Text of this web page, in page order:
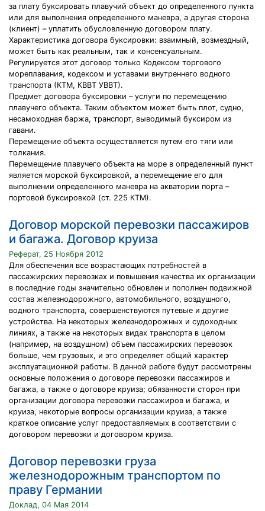
за плату буксировать плавучий объект до определенного пункта
или для выполнения определенного маневра, а другая сторона
(клиент) – уплатить обусловленную договором плату.
Характеристика договора буксировки: взаимный, возмездный,
может быть как реальным, так и консенсуальным.
Регулируется этот договор только Кодексом торгового
мореплавания, кодексом и уставами внутреннего водного
транспорта (КТМ, КВВТ УВВТ).
Предмет договора буксировки – услуги по перемещению
плавучего объекта. Таким объектом может быть плот, судно,
несамоходная баржа, транспорт, выводимый буксиром из
гавани.
Перемещение объекта осуществляется путем его тяги или
толкания.
Перемещение плавучего объекта на море в определенный пункт
является морской буксировкой, а перемещение его для
выполнении определенного маневра на акватории порта –
портовой буксировкой (ст. 225 КТМ).
Договор морской перевозки пассажиров
и багажа. Договор круиза
Реферат, 25 Ноября 2012
Для обеспечения все возрастающих потребностей в
пассажирских перевозках и повышения качества их организации
в последние годы значительно обновлен и пополнен подвижной
состав железнодорожного, автомобильного, воздушного,
водного транспорта, совершенствуются путевые и другие
устройства. На некоторых железнодорожных и судоходных
линиях, а также на некоторых видах транспорта в целом
(например, на воздушном) объем пассажирских перевозок
больше, чем грузовых, и это определяет общий характер
эксплуатационной работы. В данной работе будут рассмотрены
основные положения о договоре перевозки пассажиров и
багажа, а также о договоре круиза; обязанности сторон при
организации договора перевозки пассажиров и багажа, и
круиза, некоторые вопросы организации круиза, а также
краткое описание услуг предоставляемых в соответствии с
договором перевозки и договором круиза.
Договор перевозки груза
железнодорожным транспортом по
праву Германии
Доклад, 04 Мая 2014